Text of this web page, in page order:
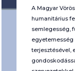
A Magyar
humanitárius
semlegesség,
egyetemesség
terjesztésével,